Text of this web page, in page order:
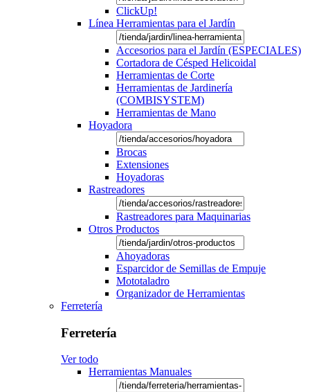
ClickUp!
Línea Herramientas para el Jardín
Accesorios para el Jardín (ESPECIALES)
Cortadora de Césped Helicoidal
Herramientas de Corte
Herramientas de Jardinería
(COMBISYSTEM)
Herramientas de Mano
Hoyadora
Brocas
Extensiones
Hoyadoras
Rastreadores
Rastreadores para Maquinarias
Otros Productos
Ahoyadoras
Esparcidor de Semillas de Empuje
Mototaladro
Organizador de Herramientas
Ferretería
Ferretería
Ver todo
Herramientas Manuales